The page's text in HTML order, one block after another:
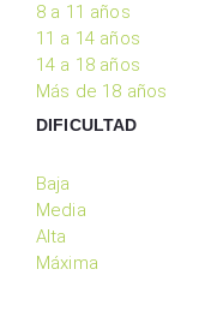
8 a 11 años
11 a 14 años
14 a 18 años
Más de 18 años
DIFICULTAD
Baja
Media
Alta
Máxima